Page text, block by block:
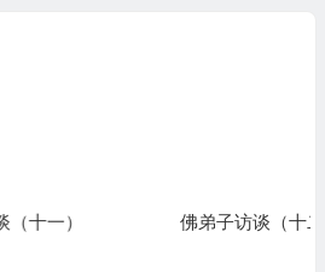
佛弟子访谈（十二）